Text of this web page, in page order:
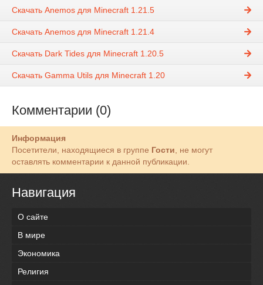
Скачать Anemos для Minecraft 1.21.5
Скачать Anemos для Minecraft 1.21.4
Скачать Dark Tides для Minecraft 1.20.5
Скачать Gamma Utils для Minecraft 1.20
Комментарии (0)
Информация
Посетители, находящиеся в группе Гости , не могут
оставлять комментарии к данной публикации.
Навигация
О сайте
В мире
Экономика
Религия